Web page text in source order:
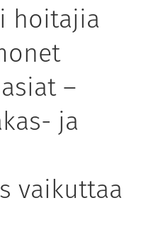
hoitajia
–
ja
vaikuttaa